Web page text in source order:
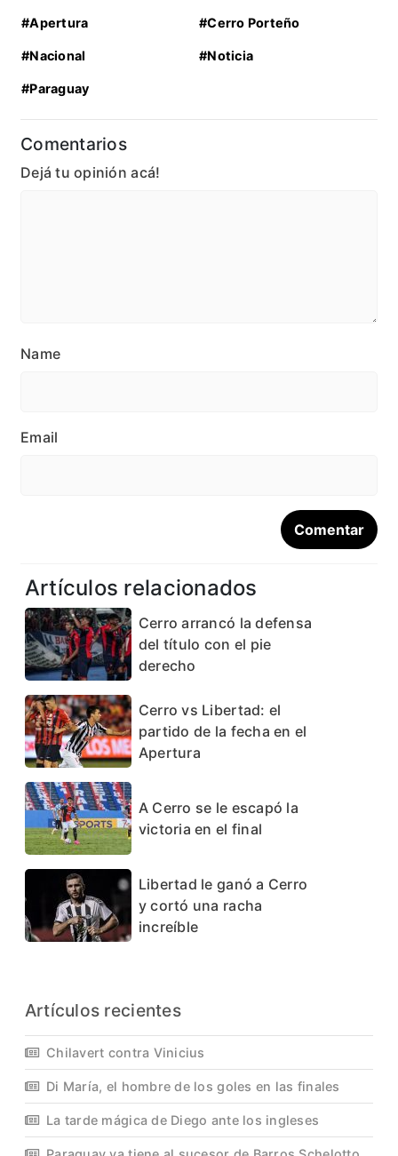
#Apertura #Cerro Porteño
#Nacional #Noticia
#Paraguay
Comentarios
Dejá tu opinión acá!
Name
Email
Artículos relacionados
Cerro arrancó la defensa
del título con el pie
derecho
Cerro vs Libertad: el
partido de la fecha en el
Apertura
A Cerro se le escapó la
victoria en el final
Libertad le ganó a Cerro
y cortó una racha
increíble
Artículos recientes
Chilavert contra Vinicius
Di María, el hombre de los goles en las finales
La tarde mágica de Diego ante los ingleses